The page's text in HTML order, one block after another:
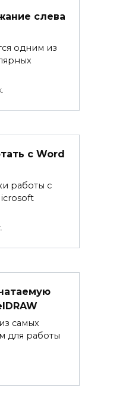
слева
одним из
с Word
работы с
самых
для работы